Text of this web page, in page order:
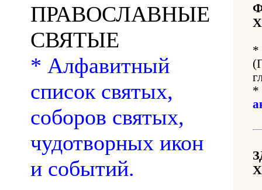
ПРАВОСЛАВНЫЕ
СВЯТЫЕ
* Алфавитный
список святых,
соборов святых,
чудотворных икон
и событий.
*
*